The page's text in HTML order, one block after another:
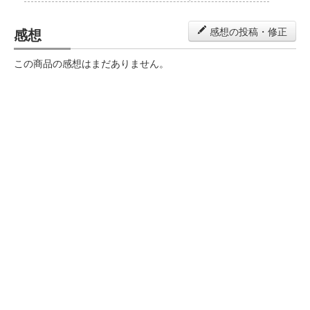
感想 感想の投稿・修正
この商品の感想はまだありません。